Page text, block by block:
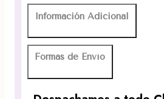
Información Adicional
Formas de Envío